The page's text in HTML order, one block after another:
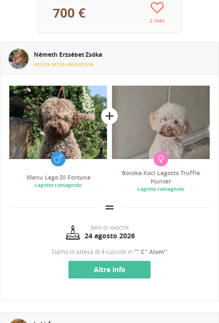
700 € 2 likes
Németh Erzsébet Zsóka
Ancora senza valutazione
Manu Lago Di Fortuna
Lagotto romagnolo
Boroka Koci Lagotto Truffle
Hunter
Lagotto romagnolo
DATA DI NASCITA
24 agosto 2026
Siamo in attesa di 4 cuccioli in“" C" Alom”.
Altre info